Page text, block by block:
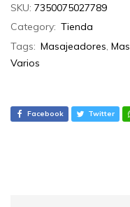
SKU: 7350075027789
Category: Tienda
Tags: Masajeadores,
Varios
Facebook Twitter